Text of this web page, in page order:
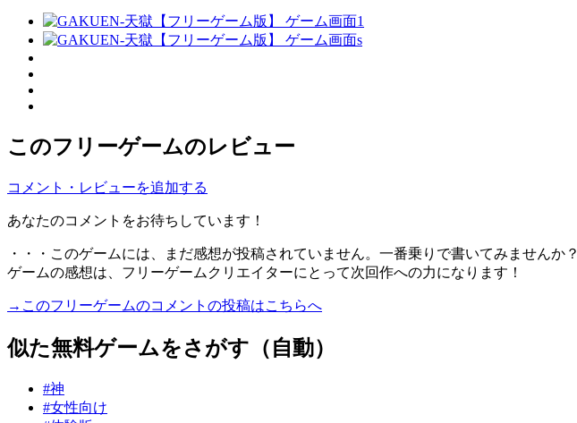
このフリーゲームのレビュー
コメント・レビューを追加する
あなたのコメントをお待ちしています！
・・・このゲームには、まだ感想が投稿されていません。一番乗りで書いてみませんか？
ゲームの感想は、フリーゲームクリエイターにとって次回作への力になります！
→このフリーゲームのコメントの投稿はこちらへ
似た無料ゲームをさがす（自動）
#神
#女性向け